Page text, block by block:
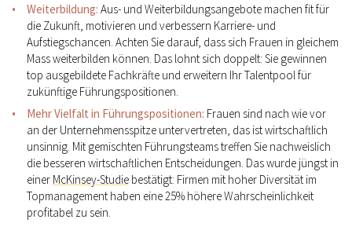
Weiterbildung: Aus- und Weiterbildungsangebote machen fit für
die Zukunft, motivieren und verbessern Karriere- und
Aufstiegschancen. Achten Sie darauf, dass sich Frauen in gleichem
Mass weiterbilden können. Das lohnt sich doppelt: Sie gewinnen
top ausgebildete Fachkräfte und erweitern Ihr Talentpool für
zukünftige Führungspositionen.
Mehr Vielfalt in Führungspositionen: Frauen sind nach wie vor
an der Unternehmensspitze untervertreten, das ist wirtschaftlich
unsinnig. Mit gemischten Führungsteams treffen Sie nachweislich
die besseren wirtschaftlichen Entscheidungen. Das wurde jüngst in
einer McKinsey-Studiebestätigt: Firmen mit hoher Diversität im
Topmanagement haben eine 25% höhere Wahrscheinlichkeit
profitabel zu sein.